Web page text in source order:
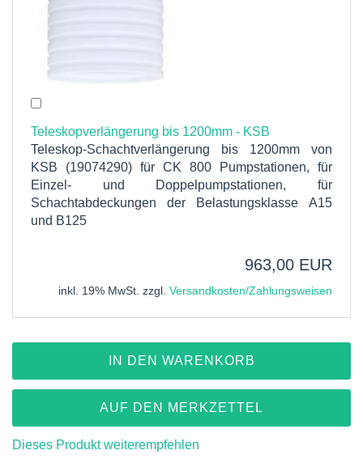
Teleskopverlängerung bis 1200mm - KSB
Teleskop-Schachtverlängerung bis 1200mm von
KSB (19074290) für CK 800 Pumpstationen, für
Einzel- und Doppelpumpstationen, für
Schachtabdeckungen der Belastungsklasse A15
und B125
963,00 EUR
inkl. 19% MwSt. zzgl. Versandkosten/Zahlungsweisen
IN DEN WARENKORB
AUF DEN MERKZETTEL
Dieses Produkt weiterempfehlen